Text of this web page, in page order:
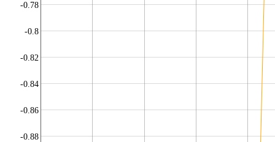
-0.88
-0.86
-0.84
-0.82
-0.8
-0.78